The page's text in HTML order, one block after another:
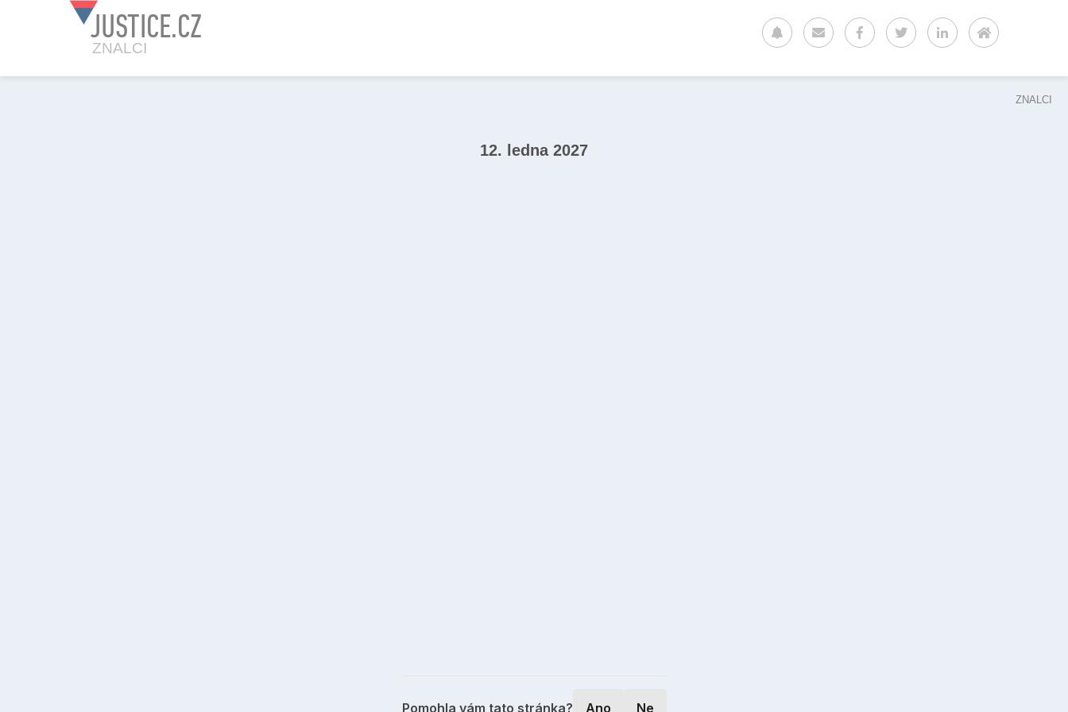
JUSTICE.CZ
ZNALCI
ZNALCI
12. ledna 2027
Pomohla vám tato stránka? Ano Ne